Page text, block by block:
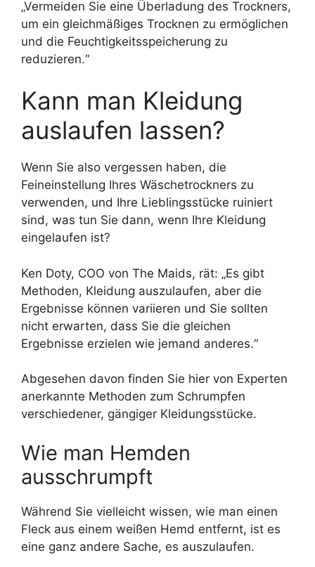
„Vermeiden Sie eine Überladung des Trockners,
um ein gleichmäßiges Trocknen zu ermöglichen
und die Feuchtigkeitsspeicherung zu
reduzieren.“
Kann man Kleidung
auslaufen lassen?
Wenn Sie also vergessen haben, die
Feineinstellung Ihres Wäschetrockners zu
verwenden, und Ihre Lieblingsstücke ruiniert
sind, was tun Sie dann, wenn Ihre Kleidung
eingelaufen ist?
Ken Doty, COO von The Maids, rät: „Es gibt
Methoden, Kleidung auszulaufen, aber die
Ergebnisse können variieren und Sie sollten
nicht erwarten, dass Sie die gleichen
Ergebnisse erzielen wie jemand anderes.“
Abgesehen davon finden Sie hier von Experten
anerkannte Methoden zum Schrumpfen
verschiedener, gängiger Kleidungsstücke.
Wie man Hemden
ausschrumpft
Während Sie vielleicht wissen, wie man einen
Fleck aus einem weißen Hemd entfernt, ist es
eine ganz andere Sache, es auszulaufen.